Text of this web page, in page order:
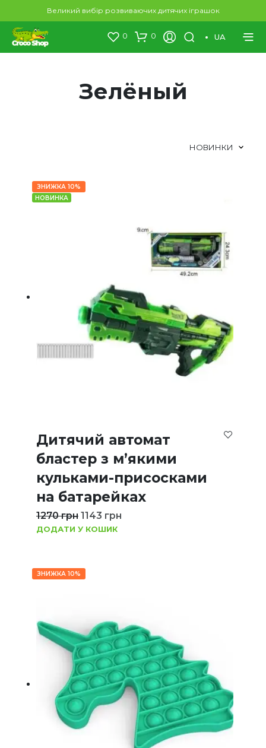
Великий вибір розвиваючих дитячих іграшок
0 0 UA
Зелёный
ЗНИЖКА 10%
НОВИНКА
Дитячий автомат
бластер з м’якими
кульками-присосками
на батарейках
1270грн 1143 грн
ДОДАТИ У КОШИК
ЗНИЖКА 10%